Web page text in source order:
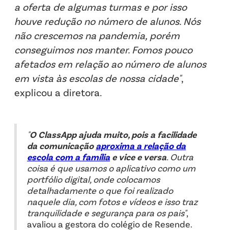
a oferta de algumas turmas e por isso
houve redução no número de alunos. Nós
não crescemos na pandemia, porém
conseguimos nos manter. Fomos pouco
afetados em relação ao número de alunos
em vista às escolas de nossa cidade",
explicou a diretora.
"O ClassApp ajuda muito, pois a facilidade
da comunicaçãoaproxima a relação da
escola com a família e vice e versa. Outra
coisa é que usamos o aplicativo como um
portfólio digital, onde colocamos
detalhadamente o que foi realizado
naquele dia, com fotos e vídeos e isso traz
tranquilidade e segurança para os pais",
avaliou a gestora do colégio de Resende.